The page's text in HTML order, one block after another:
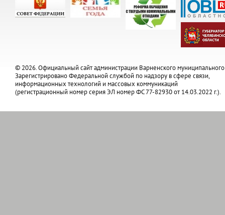
© 2026. Официальный сайт администрации Варненского муниципального
Зарегистрировано Федеральной службой по надзору в сфере связи,
информационных технологий и массовых коммуникаций
(регистрационный номер серия ЭЛ номер ФС 77-82930 от 14.03.2022 г.).